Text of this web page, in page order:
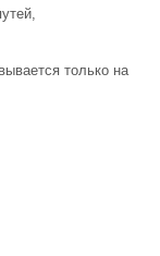
только на